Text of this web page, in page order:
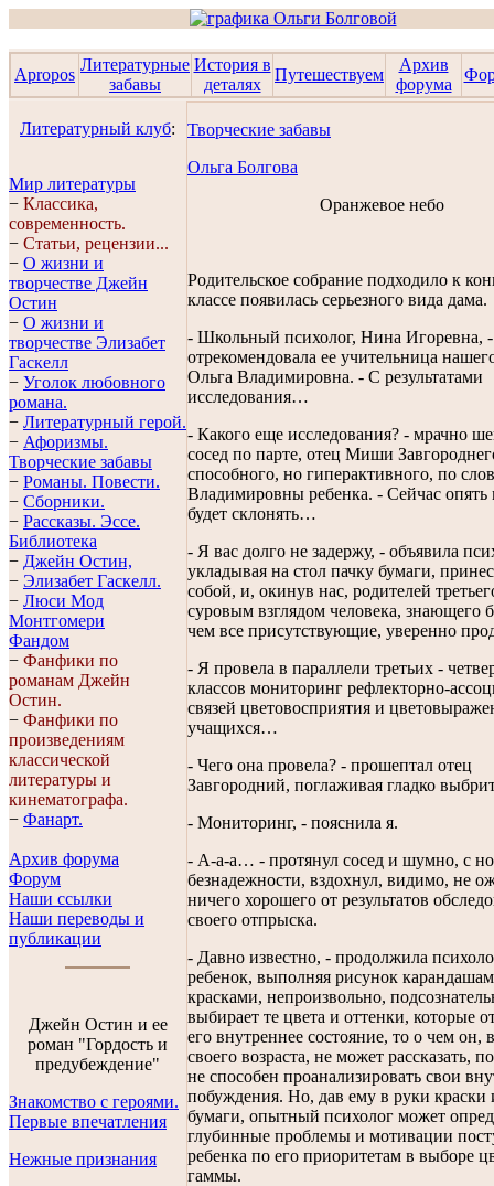
Apropos
Литературные
забавы
История в
деталях
Путешествуем
Архив
форума
Литературный клуб:
Мир литературы
− Классика,
современность.
− Статьи, рецензии...
− О жизни и
творчестве Джейн
Остин
− О жизни и
творчестве Элизабет
Гaскелл
− Уголок любовного
романа.
− Литературный герой.
− Афоризмы.
Творческие забавы
− Романы. Повести.
− Сборники.
− Рассказы. Эссe.
Библиотека
− Джейн Остин,
− Элизабет Гaскелл.
− Люси Мод
Монтгомери
Фандом
− Фанфики по
романам Джейн
Остин.
− Фанфики по
произведениям
классической
литературы и
кинематографа.
− Фанарт.
Архив форума
Форум
Наши ссылки
Наши переводы и
публикации
Джейн Остин и ее
роман "Гордость и
предубеждение"
Знакомство с героями.
Первые впечатления
Нежные признания
Творческие забавы
Ольга Болгова
Оранжевое небо
Родительское собрание подходило к
классе появилась серьезного вида дама.
- Школьный психолог, Нина Игоревна, -
отрекомендовала ее учительница
Ольга Владимировна. - С результатами
исследования…
- Какого еще исследования? - мрачно
сосед по парте, отец Миши
способного, но гиперактивного, по
Владимировны ребенка. - Сейчас опять
будет склонять…
- Я вас долго не задержу, - объявила
укладывая на стол пачку бумаги,
собой, и, окинув нас, родителей
суровым взглядом человека, знающего
чем все присутствующие, уверенно
- Я провела в параллели третьих -
классов мониторинг рефлекторно-
связей цветовосприятия и
учащихся…
- Чего она провела? - прошептал отец
Завгородний, поглаживая гладко
- Мониторинг, - пояснила я.
- А-а-а… - протянул сосед и шумно, с
безнадежности, вздохнул, видимо, не
ничего хорошего от результатов
своего отпрыска.
- Давно известно, - продолжила
ребенок, выполняя рисунок
красками, непроизвольно,
выбирает те цвета и оттенки, которые
его внутреннее состояние, то о чем он,
своего возраста, не может рассказать,
не способен проанализировать свои
побуждения. Но, дав ему в руки краски
бумаги, опытный психолог может
глубинные проблемы и мотивации
ребенка по его приоритетам в выборе
гаммы.